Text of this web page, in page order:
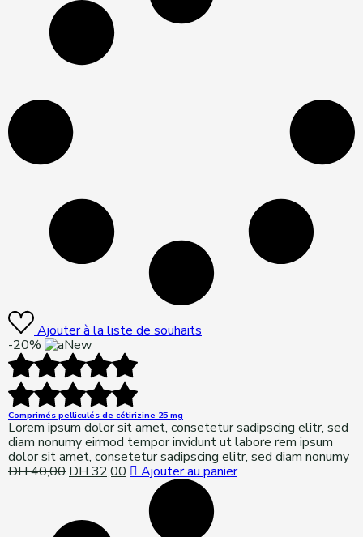
Ajouter à la liste de souhaits
-20%
New
Comprimés pelliculés de cétirizine 25 mg
Lorem ipsum dolor sit amet, consetetur sadipscing elitr, sed
diam nonumy eirmod tempor invidunt ut labore rem ipsum
dolor sit amet, consetetur sadipscing elitr, sed diam nonumy
DH40,00 Original
DH 32,00 Current
DH 32,00.
Ajouter au panier